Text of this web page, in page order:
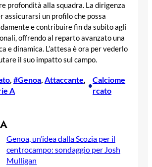
profondità alla squadra. La dirigenza
assicurarsi un profilo che possa
e contribuire fin da subito agli
offrendo al reparto avanzato una
e dinamica. L’attesa è ora per vederlo
il suo impatto sul campo.
, #Genoa, Attaccante
A
•
Calciome
rcato
Genoa, un’idea dalla Scozia per il
centrocampo: sondaggio per Josh
Mulligan